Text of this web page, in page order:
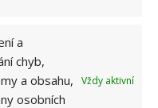
a
chyb,
a obsahu,
osobních
Vždy aktivní
tábory za socialismu:
získá 12 ze 12 bodů